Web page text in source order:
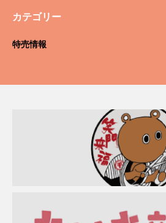
カテゴリー
特売情報